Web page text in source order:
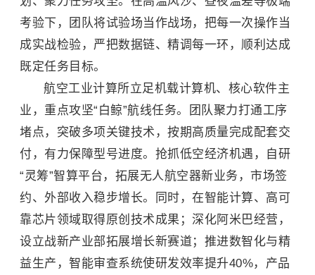
考验下，团队将试验场当作战场，把每一次操作当
成实战检验，严把数据链、精调每一环，顺利达成
既定任务目标。
航空工业计算所立足机载计算机、核心软件主
业，重点攻坚“白鲸”航线任务。团队聚力打通工序
堵点，突破多项关键技术，按期高质量完成配套交
付，有力保障型号进度。抢抓低空经济机遇，自研
“灵筹”智算平台，拓展无人航空器新业务，市场签
约、外部收入稳步增长。同时，在智能计算、高可
靠芯片领域取得原创技术成果；深化阿米巴经营，
设立战新产业部拓展增长新赛道；推进数智化与精
益生产，智能审查系统使研发效率提升40%，产品